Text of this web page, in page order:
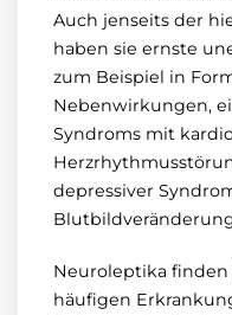
Auch jenseits der
haben sie ernste
zum Beispiel in
Nebenwirkungen,
Syndroms mit
depressiver
Neuroleptika
häufigen